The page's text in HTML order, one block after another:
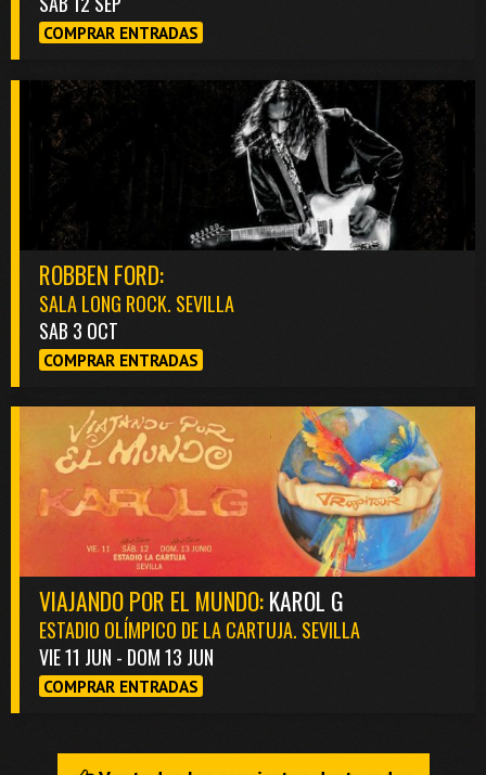
COMPRAR ENTRADAS
ROBBEN FORD:
SALA LONG ROCK. SEVILLA
SAB 3 OCT
COMPRAR ENTRADAS
VIAJANDO POR EL MUNDO:KAROL G
ESTADIO OLÍMPICO DE LA CARTUJA. SEVILLA
VIE 11 JUN - DOM 13 JUN
COMPRAR ENTRADAS